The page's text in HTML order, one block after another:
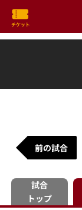
前の試合
試合
トップ